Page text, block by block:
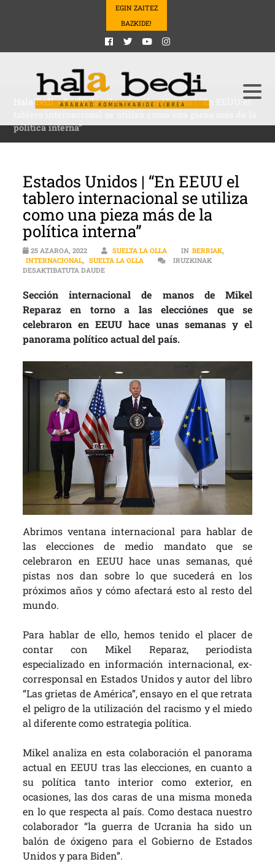
EGIN ZAITEZ
BAZKIDE!
Hala Bedi>Suelta la olla>Estados Unidos | “En EEUU el
política interna”
Estados Unidos | “En EEUU el
tablero internacional se utiliza
como una pieza más de la
política interna”
25 AZAROA, 2022 SUELTA LA OLLA IN BERRIAK,
INTERNACIONAL, SUELTA LA OLLA
IRUZKINAK
DESAKTIBATUTA DAUDEESTADOS UNIDOS | “EN EEUU EL TABLERO
Sección internacional de manos de Mikel
Reparaz en torno a las elecciónes que se
celebraron en EEUU hace unas semanas y el
panorama político actual del país.
Abrimos ventana internacional para hablar de
las elecciones de medio mandato que se
celebraron en EEUU hace unas semanas, qué
pistas nos dan sobre lo que sucederá en los
próximos años y cómo afectará esto al resto del
mundo.
Para hablar de ello, hemos tenido el placer de
contar con Mikel Reparaz, periodista
especializado en información internacional, ex-
corresponsal en Estados Unidos y autor del libro
“Las grietas de América”, ensayo en el que retrata
el peligro de la utilización del racismo y el miedo
al diferente como estrategia política.
Mikel analiza en esta colaboración el panorama
actual en EEUU tras las elecciones, en cuanto a
su política tanto interior como exterior, en
ocasiones, las dos caras de una misma moneda
en lo que respecta al país. Como destaca nuestro
colaborador “la guerra de Ucrania ha sido un
balón de óxigeno para el Gobierno de Estados
Unidos y para Biden”.